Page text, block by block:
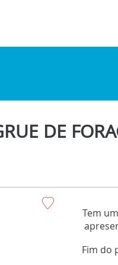
DE
Tem
Fim do